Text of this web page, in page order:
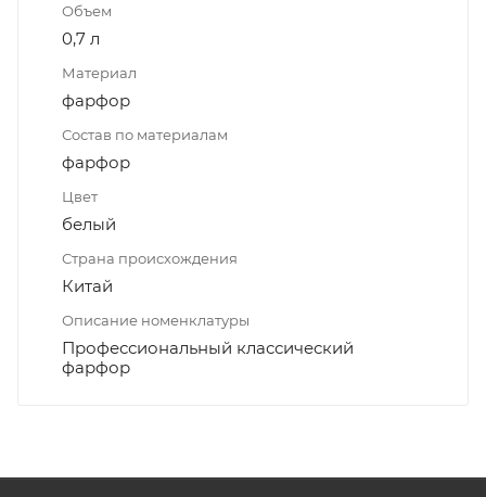
Объем
0,7 л
Материал
фарфор
Состав по материалам
фарфор
Цвет
белый
Страна происхождения
Китай
Описание номенклатуры
Профессиональный классический
фарфор